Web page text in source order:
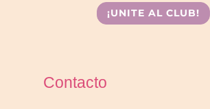
¡UNITE AL CLUB!
Contacto